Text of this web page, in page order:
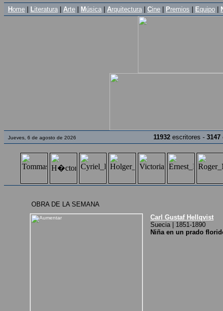
Home Literatura Arte M úsica Arquitectura Cine Premios Equipo
Jueves, 6 de agosto de 2026 11932 escritores - 3147
OBRA DE LA SEMANA
Carl Gustaf Hellqvist
Suecia | 1851-1890
Niña en un prado